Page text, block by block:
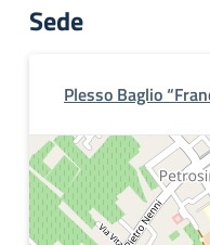
Sede
Plesso Baglio